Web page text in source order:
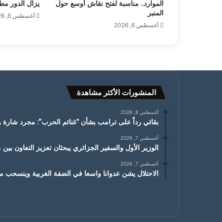
الموارد.. مناسبة لفتح نقاش أوسع حول
المنبر
أغسطس 6, 2026
يزال الدور
أغسطس 6, 2026
المنشورات الأكثر مشاهدة
أغسطس 8, 2026
بقائي رداً على ترامب بشأن “غنائم الحرب”: مجرد شارة
أغسطس 7, 2026
الوزير الأول والسفير الجزائري يبحثان تعزيز التعاون بين
أغسطس 7, 2026
الاحتلال يشن عدوانا واسعا في الضفة الغربية وينسحب